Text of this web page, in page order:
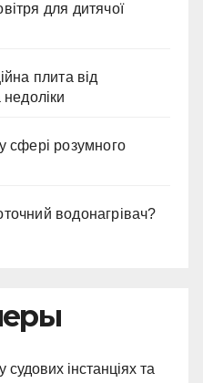
для дитячої
плита від
сфері розумного
водонагрівач?
судових інстанціях та